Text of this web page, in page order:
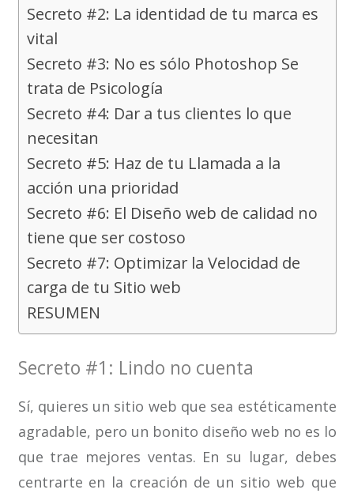
Secreto #2: La identidad de tu marca es
vital
Secreto #3: No es sólo Photoshop Se
trata de Psicología
Secreto #4: Dar a tus clientes lo que
necesitan
Secreto #5: Haz de tu Llamada a la
acción una prioridad
Secreto #6: El Diseño web de calidad no
tiene que ser costoso
Secreto #7: Optimizar la Velocidad de
carga de tu Sitio web
RESUMEN
Secreto #1: Lindo no cuenta
Sí, quieres un sitio web que sea estéticamente
agradable, pero un bonito diseño web no es lo
que trae mejores ventas. En su lugar, debes
centrarte en la creación de un sitio web que